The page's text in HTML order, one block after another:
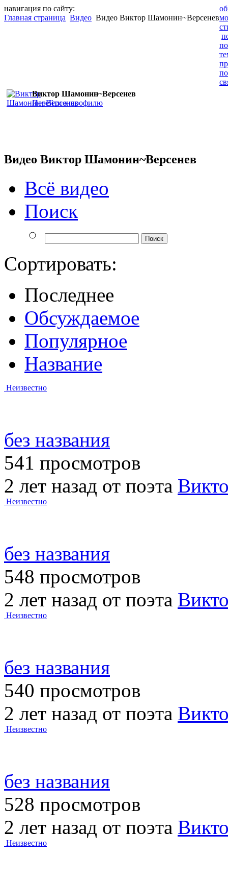
навигация по сайту:
Главная страница Видео Видео Виктор Шамонин~Версенев
Виктор Шамонин~Версенев
Перейти к профилю
Видео Виктор Шамонин~Версенев
Всё видео
Поиск
Сортировать:
Последнее
Обсуждаемое
Популярное
Название
Неизвестно
без названия
541 просмотров
2 лет назад от поэта
Неизвестно
без названия
548 просмотров
2 лет назад от поэта
Неизвестно
без названия
540 просмотров
2 лет назад от поэта
Неизвестно
без названия
528 просмотров
2 лет назад от поэта
Неизвестно